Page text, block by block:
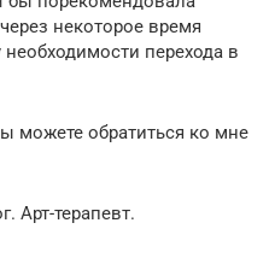
некоторое время
перехода в
можете обратиться ко мне
Арт-терапевт.